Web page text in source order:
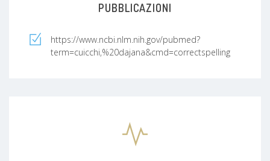
Vincitrice di borsa di Studio per il Dottorato di
Emilia dal 2008 al 2009
PUBBLICAZIONI
https://www.ncbi.nlm.nih.gov/pubmed?
term=cuicchi,%20dajana&cmd=correctspelling